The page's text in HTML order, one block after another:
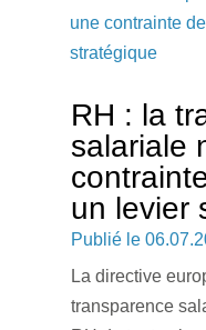
RH : la
salariale
un levier
La directive
transparence